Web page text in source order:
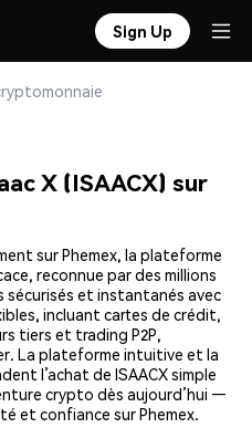
Sign Up
X (ISAACX) sur
sur Phemex, la plateforme
reconnue par des millions
sécurisés et instantanés avec
incluant cartes de crédit,
tiers et trading P2P,
La plateforme intuitive et la
l’achat de ISAACX simple
crypto dès aujourd’hui —
et confiance sur Phemex.